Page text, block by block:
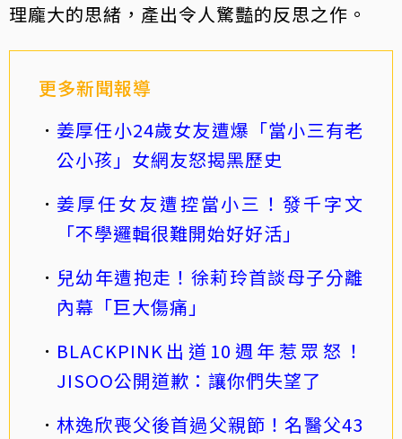
理龐大的思緒，產出令人驚豔的反思之作。
更多新聞報導
姜厚任小24歲女友遭爆「當小三有老
公小孩」女網友怒揭黑歷史
姜厚任女友遭控當小三！發千字文
「不學邏輯很難開始好好活」
兒幼年遭抱走！徐莉玲首談母子分離
內幕「巨大傷痛」
BLACKPINK出道10週年惹眾怒！
JISOO公開道歉：讓你們失望了
林逸欣喪父後首過父親節！名醫父43